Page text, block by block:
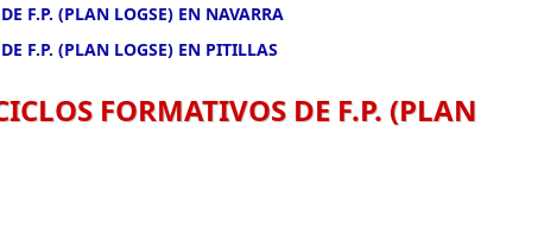
F.P. (PLAN LOGSE) EN NAVARRA
F.P. (PLAN LOGSE) EN PITILLAS
FORMATIVOS DE F.P. (PLAN